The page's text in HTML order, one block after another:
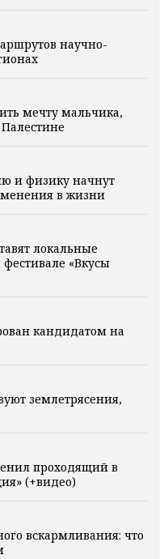
научно-
мечту мальчика,
и физику начнут
в жизни
локальные
«Вкусы
кандидатом на
землетрясения,
проходящий в
(+видео)
вскармливания: что